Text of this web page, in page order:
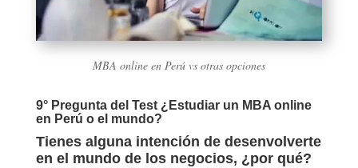
MBA online en Perú vs otras opciones
9° Pregunta del Test ¿Estudiar un MBA online
en Perú o el mundo?
Tienes alguna intención de desenvolverte
en el mundo de los negocios, ¿por qué?